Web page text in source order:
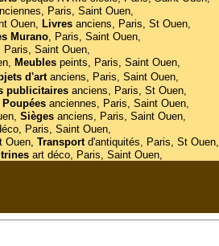
Paris, Saint Ouen,
Ouen, Livres anciens, Paris, St Ouen,
Murano, Paris, Saint Ouen,
Paris, Saint Ouen,
Meubles peints, Paris, Saint Ouen,
d'art anciens, Paris, Saint Ouen,
publicitaires anciens, Paris, St Ouen,
Poupéesanciennes, Paris, Saint Ouen,
Sièges anciens, Paris, Saint Ouen,
Paris, Saint Ouen,
Ouen, Transport d'antiquités, Paris, St Ouen,
art déco, Paris, Saint Ouen,